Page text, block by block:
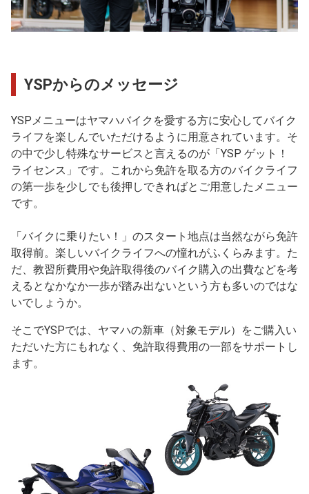
YSPからのメッセージ
YSPメニューはヤマハバイクを愛する方に安心してバイク
ライフを楽しんでいただけるように用意されています。そ
の中で少し特殊なサービスと言えるのが「YSP ゲット！
ライセンス」です。これから免許を取る方のバイクライフ
の第一歩を少しでも後押しできればとご用意したメニュー
です。
「バイクに乗りたい！」のスタート地点は当然ながら免許
取得前。楽しいバイクライフへの憧れがふくらみます。た
だ、教習所費用や免許取得後のバイク購入の出費などを考
えるとなかなか一歩が踏み出ないという方も多いのではな
いでしょうか。
そこでYSPでは、ヤマハの新車（対象モデル）をご購入い
ただいた方にもれなく、免許取得費用の一部をサポートし
ます。